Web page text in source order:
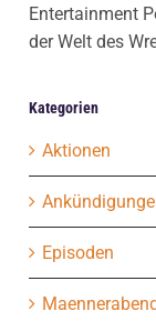
Entertainment
der Welt des
Kategorien
Aktionen
Episoden
Maennerabend